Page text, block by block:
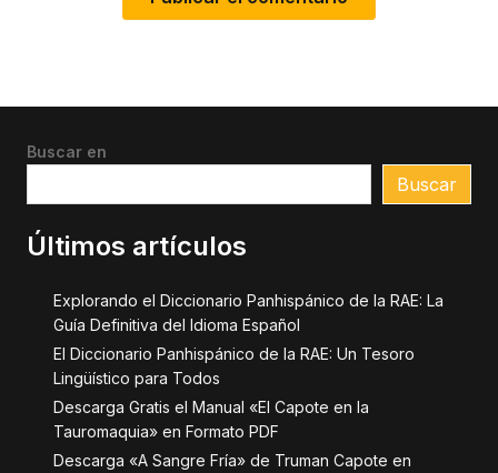
Buscar en
Buscar
Últimos artículos
Explorando el Diccionario Panhispánico de la RAE: La
Guía Definitiva del Idioma Español
El Diccionario Panhispánico de la RAE: Un Tesoro
Lingüístico para Todos
Descarga Gratis el Manual «El Capote en la
Tauromaquia» en Formato PDF
Descarga «A Sangre Fría» de Truman Capote en